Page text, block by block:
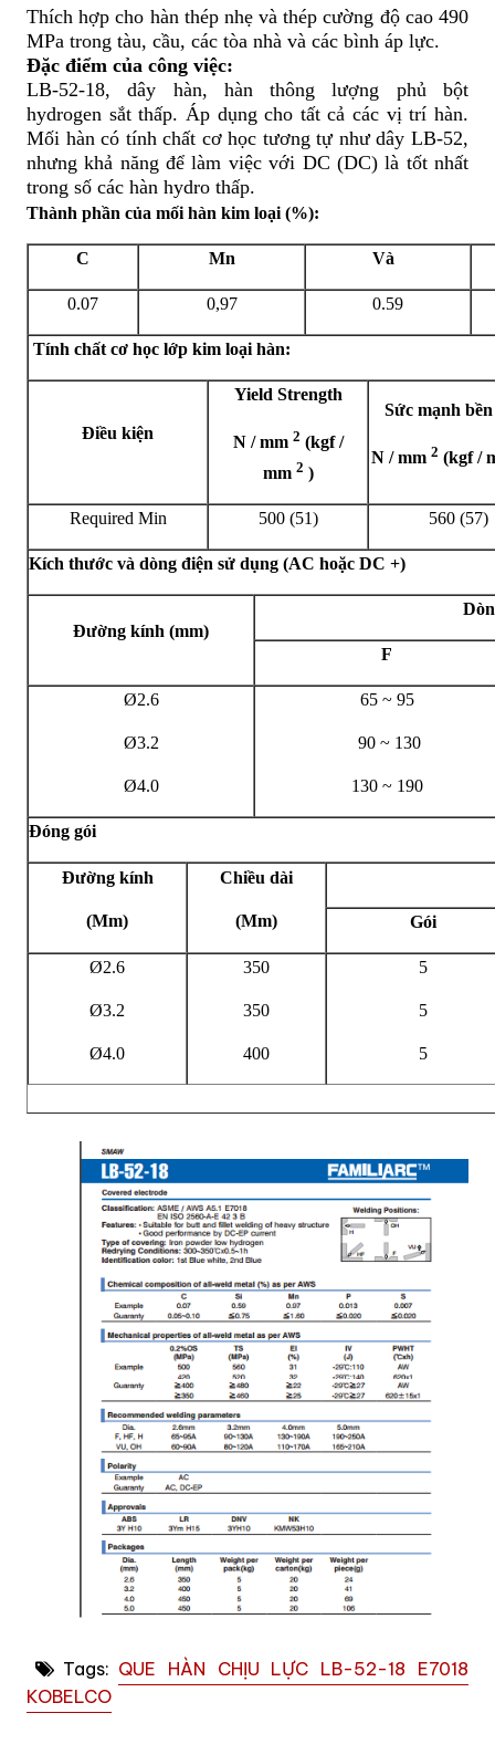
Thích hợp cho hàn thép nhẹ và thép cường độ cao 490
MPa trong tàu, cầu, các tòa nhà và các bình áp lực.
Đặc điểm của công việc:
LB-52-18, dây hàn, hàn thông lượng phủ bột
hydrogen sắt thấp. Áp dụng cho tất cả các vị trí hàn.
Mối hàn có tính chất cơ học tương tự như dây LB-52,
nhưng khả năng để làm việc với DC (DC) là tốt nhất
trong số các hàn hydro thấp.
Thành phần của mối hàn kim loại (%):
C Mn Và
0.07 0,97 0.59
Tính chất cơ học lớp kim loại hàn:
Điều kiện
Yield Strength
N / mm 2 (kgf /
mm 2 )
Sức mạnh
N / mm 2 (kgf /
Required Min 500 (51) 560 (57)
Kích thước và dòng điện sử dụng (AC hoặc DC +)
Đường kính (mm)
F
Ø2.6
Ø3.2
Ø4.0
65 ~ 95
90 ~ 130
130 ~ 190
Đóng gói
Đường kính
(Mm)
Chiều dài
(Mm) Gói
Ø2.6
Ø3.2
Ø4.0
350
350
400
5
5
5
Tags: QUE HÀN CHỊU LỰC LB-52-18 E7018
KOBELCO